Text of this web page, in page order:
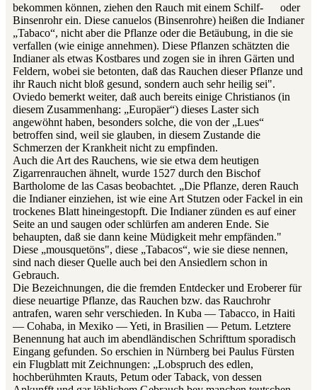
bekommen können, ziehen den Rauch mit einem Schilf-
oder
Binsenrohr ein. Diese canuelos (Binsenrohre) heißen die Indianer
„Tabaco“, nicht aber die Pflanze oder die Betäubung, in die sie
verfallen (wie einige annehmen). Diese Pflanzen schätzten die
Indianer als etwas Kostbares und zogen sie in ihren Gärten und
Feldern, wobei sie betonten, daß das Rauchen dieser Pflanze und
ihr Rauch nicht bloß gesund, sondern auch sehr heilig sei".
Oviedo bemerkt weiter, daß auch bereits einige Christianos (in
diesem Zusammenhang: „Europäer“) dieses Laster sich
angewöhnt haben, besonders solche, die von der „Lues“
betroffen sind, weil sie glauben, in diesem Zustande die
Schmerzen der Krankheit nicht zu empfinden.
Auch die Art des Rauchens, wie sie etwa dem heutigen
Zigarrenrauchen ähnelt, wurde 1527 durch den Bischof
Bartholome de las Casas beobachtet. „Die Pflanze, deren Rauch
die Indianer einziehen, ist wie eine Art Stutzen oder Fackel in ein
trockenes Blatt hineingestopft. Die Indianer zünden es auf einer
Seite an und saugen oder schlürfen am anderen Ende. Sie
behaupten, daß sie dann keine Müdigkeit mehr empfänden."
Diese „mousquetöns", diese „Tabacos“, wie sie diese nennen,
sind nach dieser Quelle auch bei den Ansiedlern schon in
Gebrauch.
Die Bezeichnungen, die die fremden Entdecker und Eroberer für
diese neuartige Pflanze, das Rauchen bzw. das Rauchrohr
antrafen, waren sehr verschieden. In Kuba — Tabacco, in Haiti
— Cohaba, in Mexiko — Yeti, in Brasilien — Petum. Letztere
Benennung hat auch im abendländischen Schrifttum sporadisch
Eingang gefunden. So erschien in Nürnberg bei Paulus Fürsten
ein Flugblatt mit Zeichnungen: „Lobspruch des edlen,
hochberühmten Krauts, Petum oder Taback, von dessen